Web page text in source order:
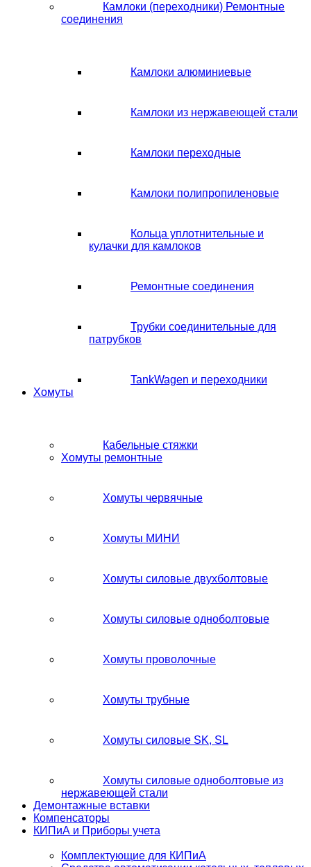
Камлоки (переходники) Ремонтные
соединения
Камлоки алюминиевые
Камлоки из нержавеющей стали
Камлоки переходные
Камлоки полипропиленовые
Кольца уплотнительные и
кулачки для камлоков
Ремонтные соединения
Трубки соединительные для
патрубков
TankWagen и переходники
Хомуты
Кабельные стяжки
Хомуты ремонтные
Хомуты червячные
Хомуты МИНИ
Хомуты силовые двухболтовые
Хомуты силовые одноболтовые
Хомуты проволочные
Хомуты трубные
Хомуты силовые SK, SL
Хомуты силовые одноболтовые из
нержавеющей стали
Демонтажные вставки
Компенсаторы
КИПиА и Приборы учета
Комплектующие для КИПиА